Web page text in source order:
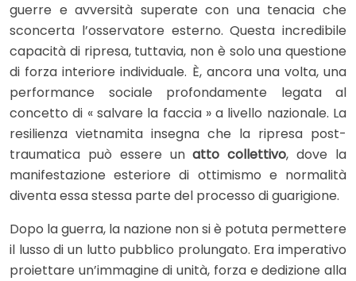
guerre e avversità superate con una tenacia che
sconcerta l’osservatore esterno. Questa incredibile
capacità di ripresa, tuttavia, non è solo una questione
di forza interiore individuale. È, ancora una volta, una
performance sociale profondamente legata al
concetto di « salvare la faccia » a livello nazionale. La
resilienza vietnamita insegna che la ripresa post-
traumatica può essere unatto collettivo, dove la
manifestazione esteriore di ottimismo e normalità
diventa essa stessa parte del processo di guarigione.
Dopo la guerra, la nazione non si è potuta permettere
il lusso di un lutto pubblico prolungato. Era imperativo
proiettare un’immagine di unità, forza e dedizione alla